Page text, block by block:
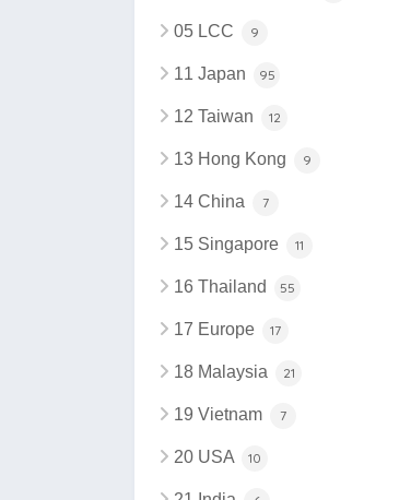
05 LCC 9
11 Japan 95
12 Taiwan 12
13 Hong Kong 9
14 China 7
15 Singapore 11
16 Thailand 55
17 Europe 17
18 Malaysia 21
19 Vietnam 7
20 USA 10